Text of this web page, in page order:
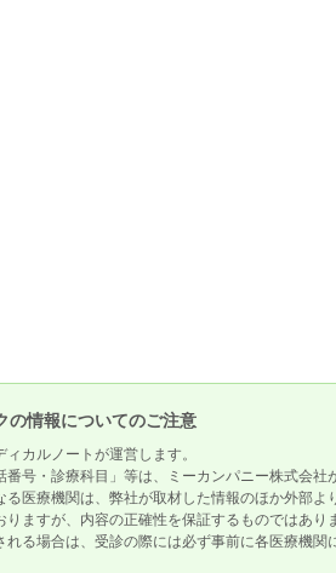
の情報についてのご注意
カルノートが運営します。
番号・診療科目」等は、ミーカンパニー株式会
る医療機関は、弊社が取材した情報のほか外部
りますが、内容の正確性を保証するものではあり
れる場合は、受診の際には必ず事前に各医療機